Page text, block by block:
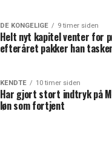
DE KONGELIGE 9 timer siden
Helt nyt kapitel venter for
efteråret pakker han
KENDTE 10 timer siden
Har gjort stort indtryk på
løn som fortjent